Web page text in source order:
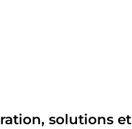
solutions et